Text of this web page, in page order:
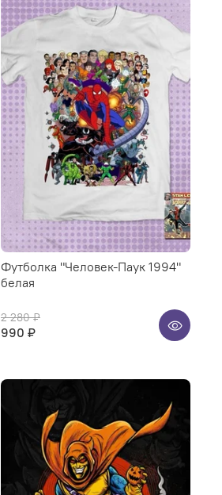
Футболка "Человек-Паук 1994"
белая
2 280 ₽
990 ₽